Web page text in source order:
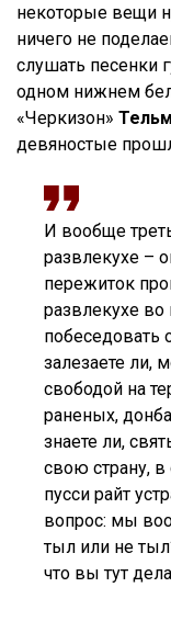
некоторые вещи
ничего не
слушать песенки
одном нижнем
«Черкизон»
девяностые
И вообще
развлекухе –
пережиток
развлекухе
побеседовать
залезаете ли,
свободой на
раненых,
знаете ли,
свою страну,
пусси райт
вопрос: мы
тыл или не
что вы тут